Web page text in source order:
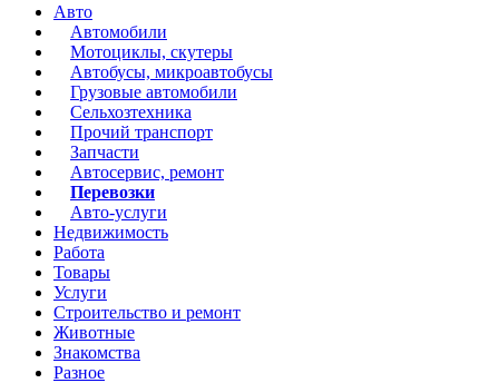
Авто
Автомобили
Мотоциклы, скутеры
Автобусы, микроавтобусы
Грузовые автомобили
Сельхозтехника
Прочий транспорт
Запчасти
Автосервис, ремонт
Перевозки
Авто-услуги
Недвижимость
Работа
Товары
Услуги
Строительство и ремонт
Животные
Знакомства
Разное